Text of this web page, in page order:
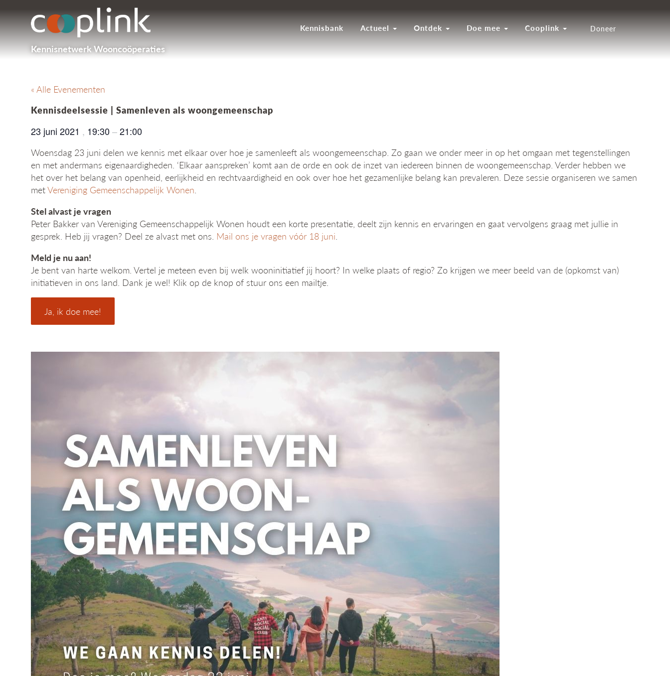
Kennisnetwerk Wooncoöperaties
Kennisbank Actueel Ontdek Doe mee Cooplink Doneer
« Alle Evenementen
Kennisdeelsessie | Samenleven als woongemeenschap
23 juni 2021 , 19:30 –21:00
Woensdag 23 juni delen we kennis met elkaar over hoe je samenleeft als woongemeenschap. Zo gaan we onder meer in op het omgaan met tegenstellingen
en met andermans eigenaardigheden. ‘Elkaar aanspreken’ komt aan de orde en ook de inzet van iedereen binnen de woongemeenschap. Verder hebben we
het over het belang van openheid, eerlijkheid en rechtvaardigheid en ook over hoe het gezamenlijke belang kan prevaleren. Deze sessie organiseren we samen
metVereniging Gemeenschappelijk Wonen.
Stel alvast je vragen
Peter Bakker van Vereniging Gemeenschappelijk Wonen houdt een korte presentatie, deelt zijn kennis en ervaringen en gaat vervolgens graag met jullie in
gesprek. Heb jij vragen? Deel ze alvast met ons. Mail ons je vragen vóór 18 juni.
Meld je nu aan!
Je bent van harte welkom. Vertel je meteen even bij welk wooninitiatief jij hoort? In welke plaats of regio? Zo krijgen we meer beeld van de (opkomst van)
initiatieven in ons land. Dank je wel! Klik op de knop of stuur ons een mailtje.
Ja, ik doe mee!